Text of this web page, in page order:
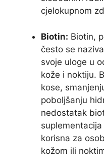
cjelokupnom
Biotin: Biotin,
često se
svoje uloge u
kože i noktiju.
kose,
poboljšanju
nedostatak
korisna za
kožom ili